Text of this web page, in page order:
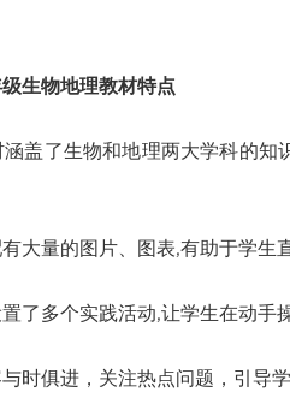
生物地理教材特点
了生物和地理两大学科的知
量的图片、图表,有助于学生直
多个实践活动,让学生在动手操
俱进，关注热点问题，引导学